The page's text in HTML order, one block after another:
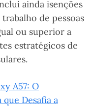
ainda isenções
de pessoas
ou superior a
estratégicos de
A57: O
Desafia a